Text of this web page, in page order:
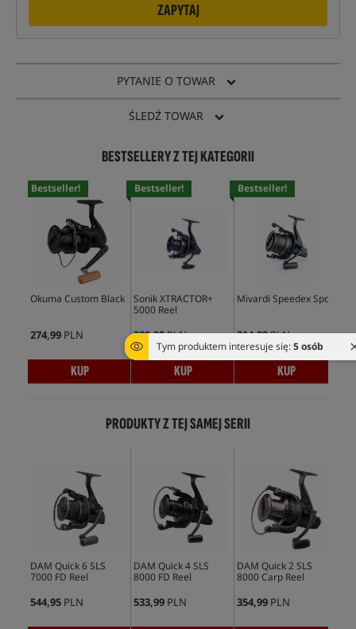
Tym produktem interesuje się:5 osób
ZAPYTAJ
PYTANIE O TOWAR
ŚLEDŹ TOWAR
BESTSELLERY Z TEJ KATEGORII
Bestseller!
Okuma Custom Black
274,99 PLN
KUP
Bestseller!
Sonik XTRACTOR+
5000 Reel
229,99PLN
KUP
Bestseller!
Mivardi Speedex Spod
314,99PLN
KUP
PRODUKTY Z TEJ SAMEJ SERII
DAM Quick 6 SLS
7000 FD Reel
544,95 PLN
DAM Quick 4 SLS
8000 FD Reel
533,99 PLN
DAM Quick 2 SLS
8000 Carp Reel
354,99 PLN